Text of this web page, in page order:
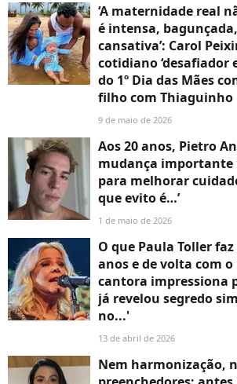
‘A maternidade real
é intensa,
cansativa’: Carol
cotidiano ‘desafiador
do 1º Dia das Mães
filho com Thiaguinho
9 de maio de 2026
Aos 20 anos, Pietro
mudança
para melhorar
que evito é…’
1 de maio de 2026
O que Paula Toller
anos e de volta com
cantora impressiona
já revelou segredo
no...'
13 de abril de 2026
Nem harmonização,